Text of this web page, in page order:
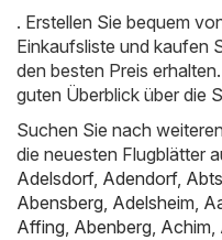
. Erstellen Sie bequem
Einkaufsliste und kaufen
den besten Preis
guten Überblick über die
Suchen Sie nach
die neuesten Flugblätter
Adelsdorf, Adendorf,
Abensberg, Adelsheim,
Affing, Abenberg, Achim,